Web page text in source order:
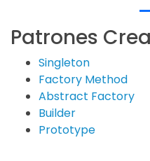
Patrones
Singleton
Factory Method
Abstract Factory
Builder
Prototype